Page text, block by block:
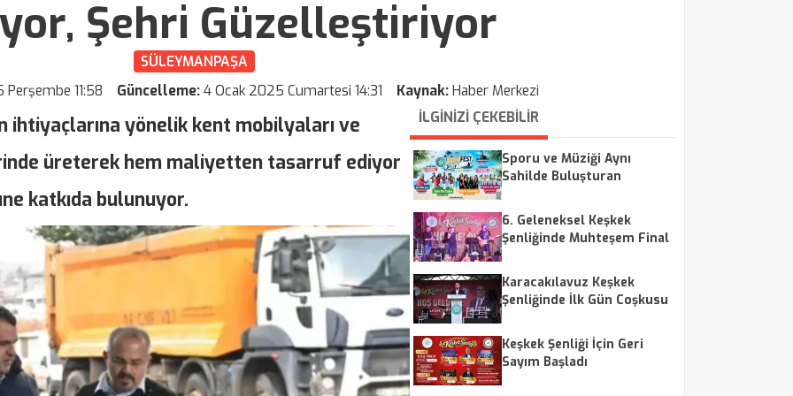
Şehri Güzelleştiriyor
SÜLEYMANPAŞA
11:58
Güncelleme:4 Ocak 2025 Cumartesi 14:31 Kaynak:Haber Merkezi
ihtiyaçlarına yönelik kent mobilyaları ve
üreterek hem maliyetten tasarruf ediyor
katkıda bulunuyor.
İLGİNİZİ ÇEKEBİLİR
Sporu ve Müziği Aynı
Sahilde Buluşturan
6. Geleneksel Keşkek
Şenliğinde Muhteşem Final
Karacakılavuz Keşkek
Şenliğinde İlk Gün Coşkusu
Keşkek Şenliği İçin Geri
Sayım Başladı